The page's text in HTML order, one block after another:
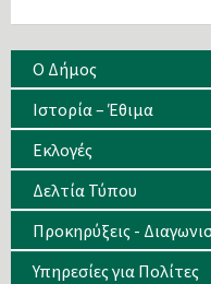
Ο Δήμος
Ιστορία – Έθιμα
Eκλογές
Δελτία Τύπου
Προκηρύξεις -
Υπηρεσίες για Πολίτες